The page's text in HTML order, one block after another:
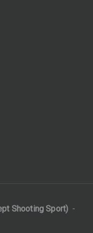
Shooting Sport) -